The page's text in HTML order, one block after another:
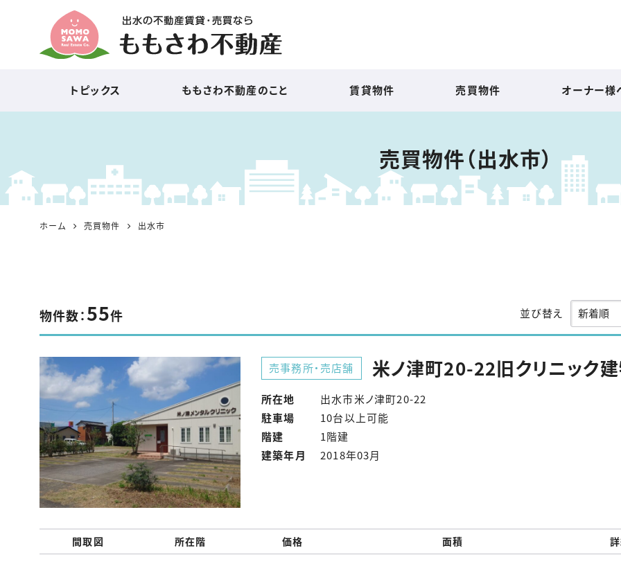
出水の不動産賃貸・売買
トピックス ももさわ不動産のこと 賃貸物件 売買物件 オーナー様
売買物件（出水市）
ホーム 売買物件 出水市
物件数：55件 並び替え
売事務所・売店舗 米ノ津町20-22旧クリニック
所在地
出水市米ノ津町20-22
駐車場
10台以上可能
階建
1階建
建築年月
2018年03月
間取図 所在階 価格 面積